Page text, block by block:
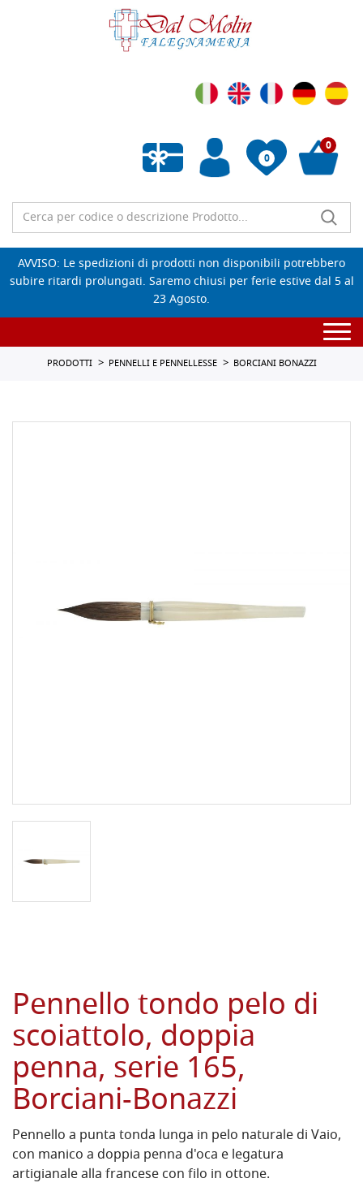
0
Wishlist vuota
0
AVVISO: Le spedizioni di prodotti non disponibili potrebbero
subire ritardi prolungati. Saremo chiusi per ferie estive dal 5 al
23 Agosto.
PRODOTTI PENNELLI E PENNELLESSE BORCIANI BONAZZI
Pennello tondo pelo di
scoiattolo, doppia
penna, serie 165,
Borciani-Bonazzi
Pennello a punta tonda lunga in pelo naturale di Vaio,
con manico a doppia penna d'oca e legatura
artigianale alla francese con filo in ottone.